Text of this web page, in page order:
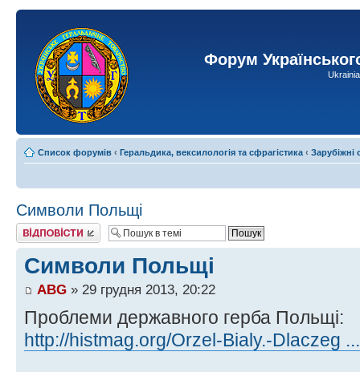
Форум
Список форумів ‹ Геральдика, вексилологія та сфрагістика ‹ Зарубіжні
Символи Польщі
Відповісти
Символи Польщі
ABG » 29 грудня 2013, 20:22
Проблеми державного герба Польщі:
http://histmag.org/Orzel-Bialy.-Dlaczeg